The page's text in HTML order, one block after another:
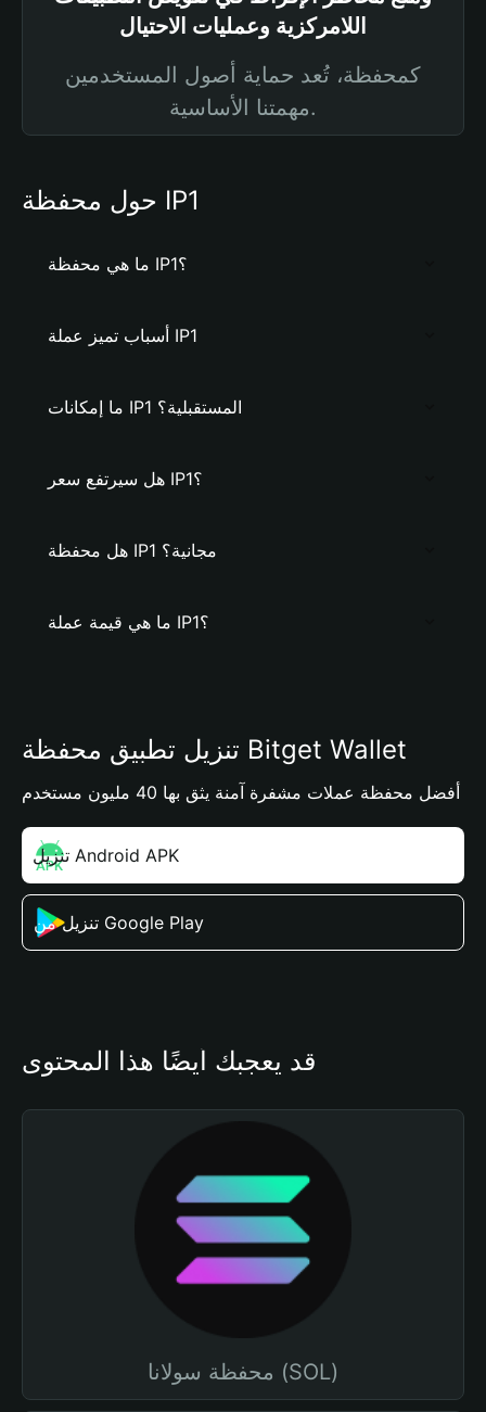
اللامركزية وعمليات الاحتيال
كمحفظة، تُعد حماية أصول المستخدمين
مهمتنا الأساسية.
حول محفظة IP1
ما هي محفظة IP1؟
أسباب تميز عملة IP1
ما إمكانات IP1 المستقبلية؟
هل سيرتفع سعر IP1؟
هل محفظة IP1 مجانية؟
ما هي قيمة عملة IP1؟
تنزيل تطبيق محفظة Bitget Wallet
أفضل محفظة عملات مشفرة آمنة يثق بها 40 مليون مستخدم
تنزيل Android APK
تنزيل من Google Play
قد يعجبك أيضًا هذا المحتوى
محفظة سولانا (SOL)